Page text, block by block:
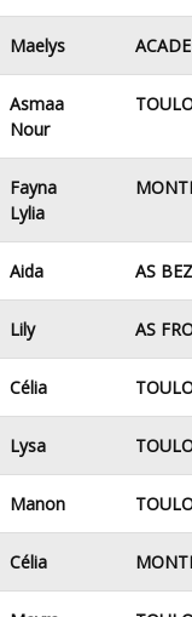
Maelys
Asmaa
Nour
Fayna
Lylia
Aida AS
Lily AS
Célia
Lysa
Manon
Célia